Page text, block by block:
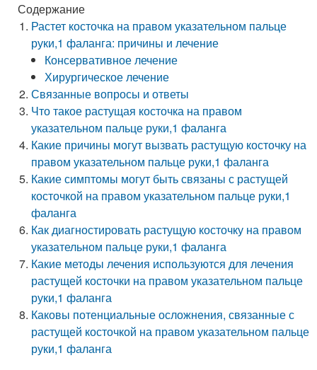
Содержание
Растет косточка на правом указательном пальце
руки,1 фаланга: причины и лечение
Консервативное лечение
Хирургическое лечение
Связанные вопросы и ответы
Что такое растущая косточка на правом
указательном пальце руки,1 фаланга
Какие причины могут вызвать растущую косточку на
правом указательном пальце руки,1 фаланга
Какие симптомы могут быть связаны с растущей
косточкой на правом указательном пальце руки,1
фаланга
Как диагностировать растущую косточку на правом
указательном пальце руки,1 фаланга
Какие методы лечения используются для лечения
растущей косточки на правом указательном пальце
руки,1 фаланга
Каковы потенциальные осложнения, связанные с
растущей косточкой на правом указательном пальце
руки,1 фаланга